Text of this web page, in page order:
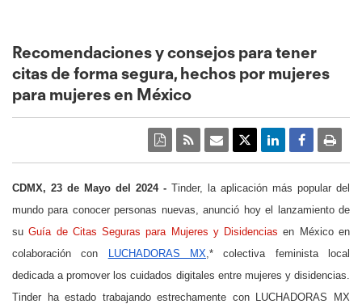
Recomendaciones y consejos para tener
citas de forma segura, hechos por mujeres
para mujeres en México
CDMX, 23 de Mayo del 2024 - Tinder, la aplicación más popular del
mundo para conocer personas nuevas, anunció hoy el lanzamiento de
suGuía de Citas Seguras para Mujeres y Disidencias en México en
colaboracióncon LUCHADORAS MX,* colectiva feminista local
dedicada a promover los cuidados digitales entre mujeres y disidencias.
Tinder ha estado trabajando estrechamente con LUCHADORAS MX